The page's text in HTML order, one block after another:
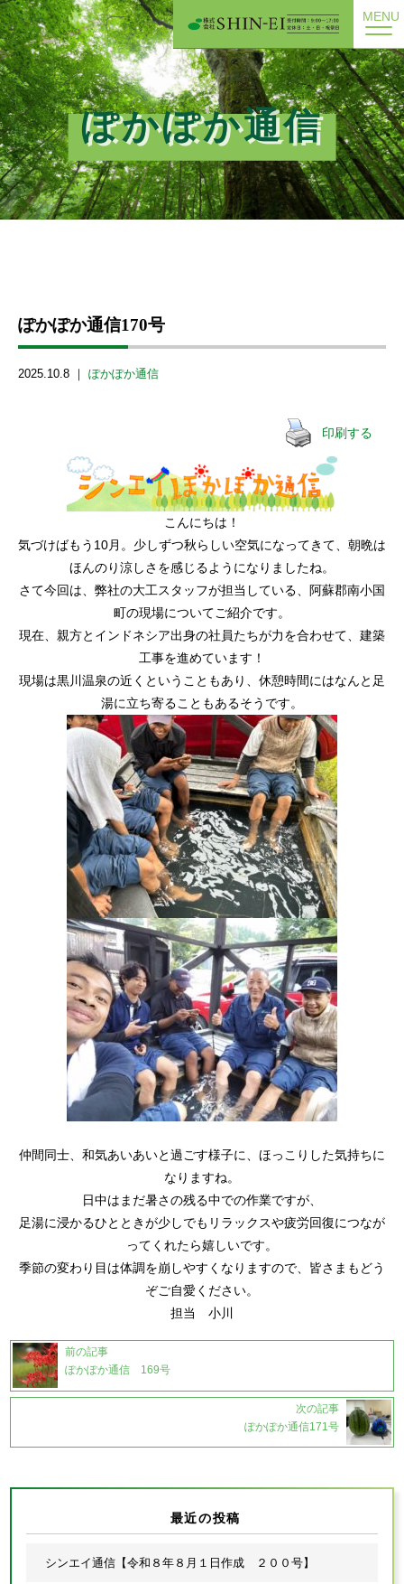
MENU
ぽかぽか通信
ぽかぽか通信170号
2025.10.8 ｜ ぽかぽか通信
印刷する
こんにちは！
気づけばもう10月。少しずつ秋らしい空気になってきて、朝晩は
ほんのり涼しさを感じるようになりましたね。
さて今回は、弊社の大工スタッフが担当している、阿蘇郡南小国
町の現場についてご紹介です。
現在、親方とインドネシア出身の社員たちが力を合わせて、建築
工事を進めています！
現場は黒川温泉の近くということもあり、休憩時間にはなんと足
湯に立ち寄ることもあるそうです。
仲間同士、和気あいあいと過ごす様子に、ほっこりした気持ちに
なりますね。
日中はまだ暑さの残る中での作業ですが、
足湯に浸かるひとときが少しでもリラックスや疲労回復につなが
ってくれたら嬉しいです。
季節の変わり目は体調を崩しやすくなりますので、皆さまもどう
ぞご自愛ください。
担当 小川
前の記事
ぽかぽか通信 169号
次の記事
ぽかぽか通信171号
最近の投稿
シンエイ通信【令和８年８月１日作成 ２００号】